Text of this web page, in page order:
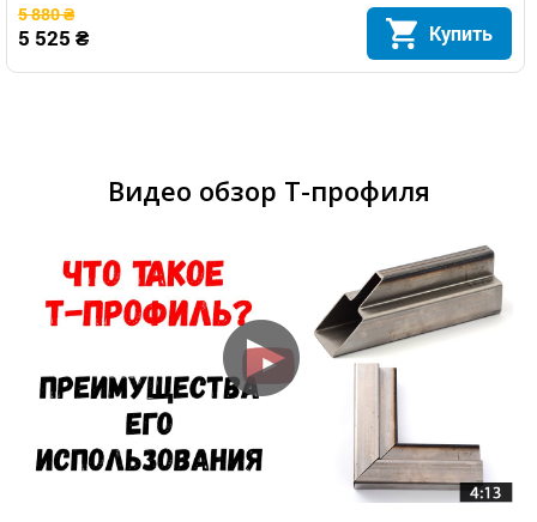
5 880 ₴
5 525 ₴ Купить
Видео обзор Т-профиля